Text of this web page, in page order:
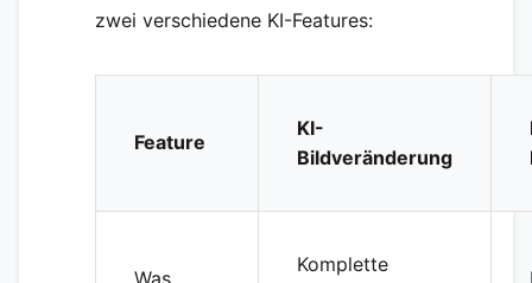
zwei verschiedene KI-Features:
Feature
KI-
Bildveränderung
Was
Komplette